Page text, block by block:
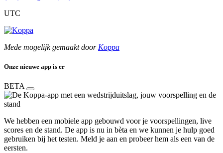
UTC
Mede mogelijk gemaakt door Koppa
Onze nieuwe app is er
BETA
We hebben een mobiele app gebouwd voor je voorspellingen, live
scores en de stand. De app is nu in bèta en we kunnen je hulp goed
gebruiken bij het testen. Meld je aan en probeer hem als een van de
eersten.